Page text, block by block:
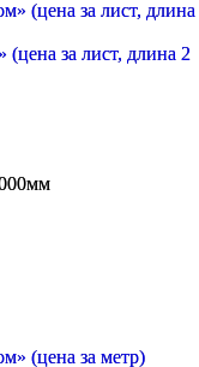
за лист, длина 2